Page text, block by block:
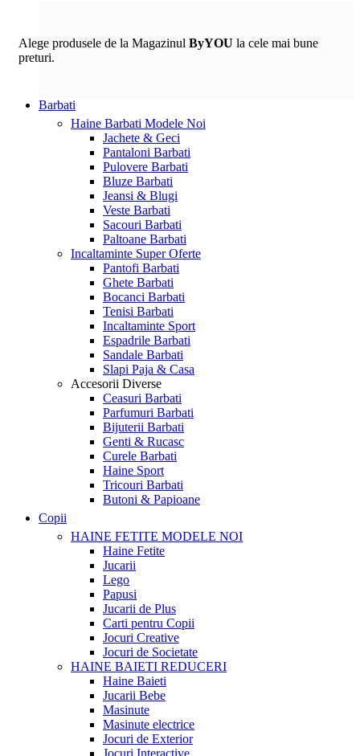
Alege produsele de la Magazinul ByYOU la cele mai bune
preturi.
Barbati
Haine Barbati Modele Noi
Jachete & Geci
Pantaloni Barbati
Pulovere Barbati
Bluze Barbati
Jeansi & Blugi
Veste Barbati
Sacouri Barbati
Paltoane Barbati
Incaltaminte Super Oferte
Pantofi Barbati
Ghete Barbati
Bocanci Barbati
Tenisi Barbati
Incaltaminte Sport
Espadrile Barbati
Sandale Barbati
Slapi Paja & Casa
Accesorii Diverse
Ceasuri Barbati
Parfumuri Barbati
Bijuterii Barbati
Genti & Rucasc
Curele Barbati
Haine Sport
Tricouri Barbati
Butoni & Papioane
Copii
HAINE FETITE MODELE NOI
Haine Fetite
Jucarii
Lego
Papusi
Jucarii de Plus
Carti pentru Copii
Jocuri Creative
Jocuri de Societate
HAINE BAIETI REDUCERI
Haine Baieti
Jucarii Bebe
Masinute
Masinute electrice
Jocuri de Exterior
Jocuri Interactive